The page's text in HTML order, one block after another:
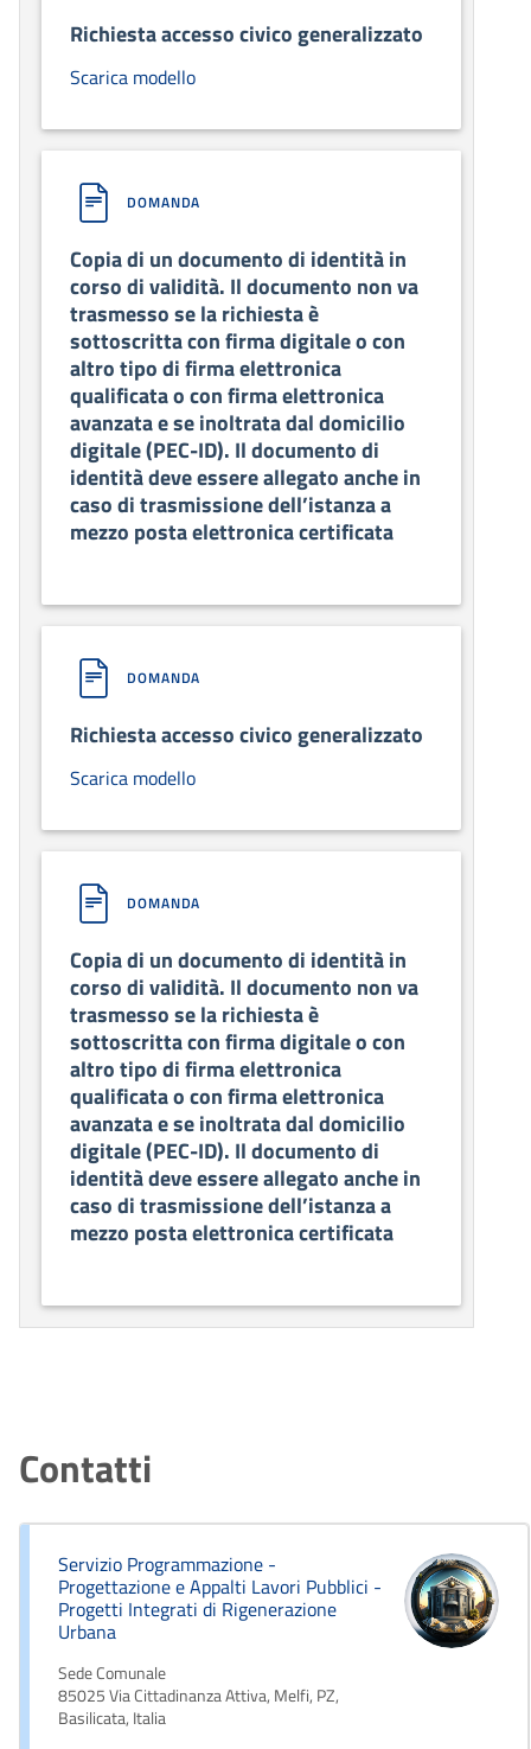
Richiesta accesso civico generalizzato
Scarica modello
DOMANDA
Copia di un documento di identità in
corso di validità. Il documento non va
trasmesso se la richiesta è
sottoscritta con firma digitale o con
altro tipo di firma elettronica
qualificata o con firma elettronica
avanzata e se inoltrata dal domicilio
digitale (PEC-ID). Il documento di
identità deve essere allegato anche in
caso di trasmissione dell’istanza a
mezzo posta elettronica certificata
DOMANDA
Richiesta accesso civico generalizzato
Scarica modello
DOMANDA
Copia di un documento di identità in
corso di validità. Il documento non va
trasmesso se la richiesta è
sottoscritta con firma digitale o con
altro tipo di firma elettronica
qualificata o con firma elettronica
avanzata e se inoltrata dal domicilio
digitale (PEC-ID). Il documento di
identità deve essere allegato anche in
caso di trasmissione dell’istanza a
mezzo posta elettronica certificata
Contatti
Servizio Programmazione -
Progettazione e Appalti Lavori Pubblici -
Progetti Integrati di Rigenerazione
Urbana
Sede Comunale
85025 Via Cittadinanza Attiva, Melfi, PZ,
Basilicata, Italia